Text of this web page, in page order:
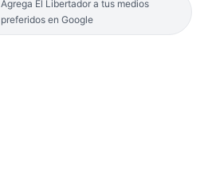
Agrega El Libertador a tus medios
preferidos en Google